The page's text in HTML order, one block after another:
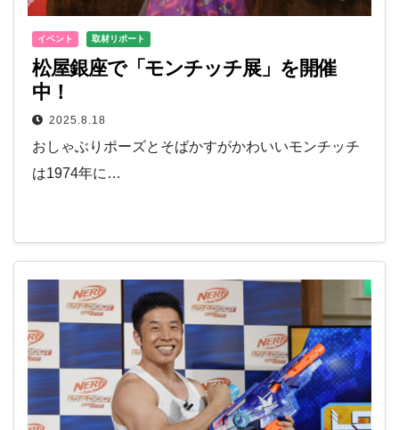
イベント 取材リポート
松屋銀座で「モンチッチ展」を開催
中！
2025.8.18
おしゃぶりポーズとそばかすがかわいいモンチッチ
は1974年に…